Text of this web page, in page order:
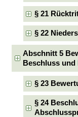
§ 21
§ 22
Abschnitt 5
Beschluss
§ 23
§ 24